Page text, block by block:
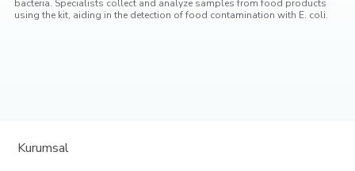
bacteria. Specialists collect and analyze samples from food products
using the kit, aiding in the detection of food contamination with E. coli.
Kurumsal